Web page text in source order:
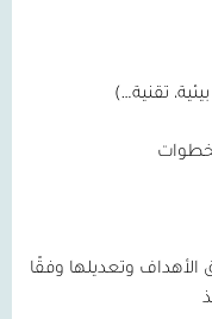
تقنية…)
الأهداف وتعديلها وفقًا